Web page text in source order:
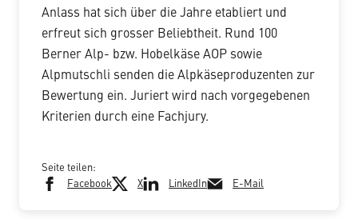
Anlass hat sich über die Jahre etabliert und
erfreut sich grosser Beliebtheit. Rund 100
Berner Alp- bzw. Hobelkäse AOP sowie
Alpmutschli senden die Alpkäseproduzenten zur
Bewertung ein. Juriert wird nach vorgegebenen
Kriterien durch eine Fachjury.
Seite teilen:
Facebook
X LinkedIn E-Mail